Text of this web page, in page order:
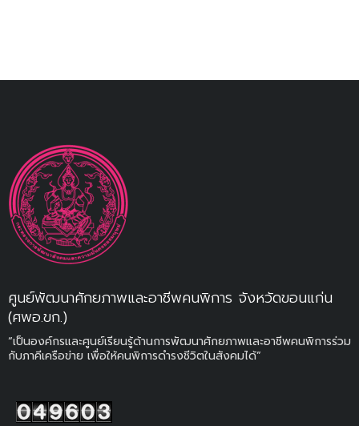
ศูนย์พัฒนาศักยภาพและอาชีพคนพิการ จังหวัดขอนแก่น
(ศพอ.ขก.)
“เป็นองค์กรและศูนย์เรียนรู้ด้านการพัฒนาศักยภาพและอาชีพคนพิการร่วม
กับภาคีเครือข่าย เพื่อให้คนพิการดำรงชีวิตในสังคมได้”